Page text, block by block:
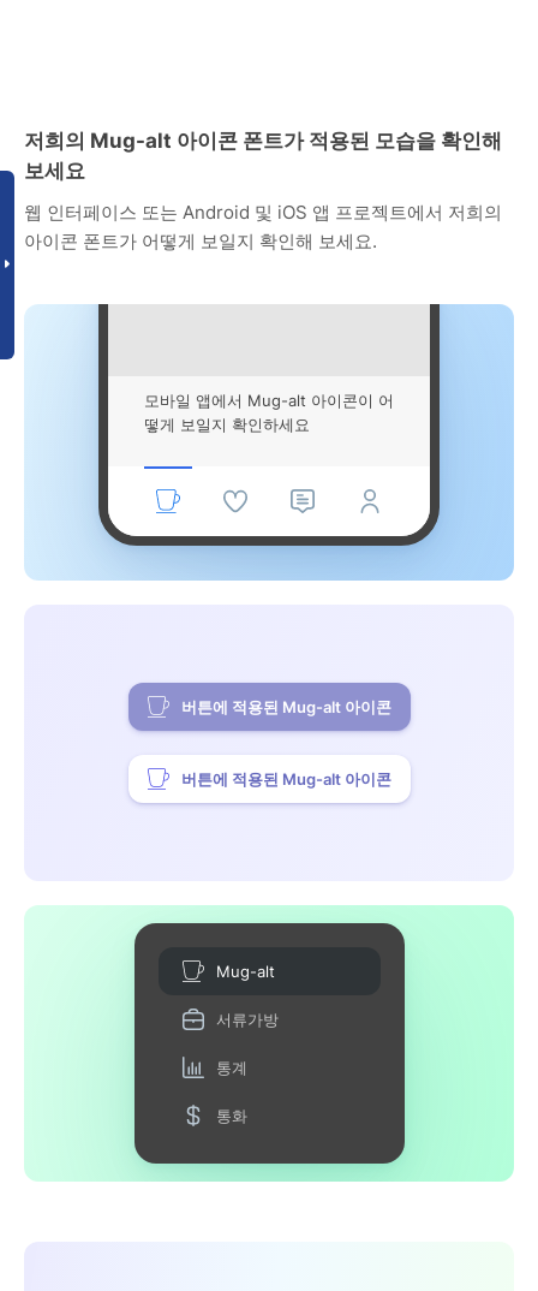
저희의 Mug-alt 아이콘 폰트가 적용된 모습을 확인해
보세요
웹 인터페이스 또는 Android 및 iOS 앱 프로젝트에서 저희의
아이콘 폰트가 어떻게 보일지 확인해 보세요.
모바일 앱에서 Mug-alt 아이콘이 어
떻게 보일지 확인하세요
버튼에 적용된 Mug-alt 아이콘
버튼에 적용된 Mug-alt 아이콘
Mug-alt
서류가방
통계
통화